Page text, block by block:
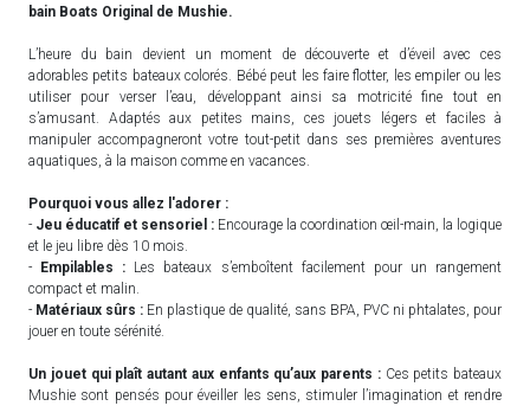
bain Boats Original de Mushie.
L’heure du bain devient un moment de découverte et d’éveil avec ces
adorables petits bateaux colorés. Bébé peut les faire flotter, les empiler ou les
utiliser pour verser l’eau, développant ainsi sa motricité fine tout en
s’amusant. Adaptés aux petites mains, ces jouets légers et faciles à
manipuler accompagneront votre tout-petit dans ses premières aventures
aquatiques, à la maison comme en vacances.
Pourquoi vous allez l'adorer :
- Jeu éducatif et sensoriel : Encourage la coordination œil-main, la logique
et le jeu libre dès 10 mois.
- Empilables : Les bateaux s’emboîtent facilement pour un rangement
compact et malin.
- Matériaux sûrs : En plastique de qualité, sans BPA, PVC ni phtalates, pour
jouer en toute sérénité.
Un jouet qui plaît autant aux enfants qu’aux parents :Ces petits bateaux
Mushie sont pensés pour éveiller les sens, stimuler l’imagination et rendre